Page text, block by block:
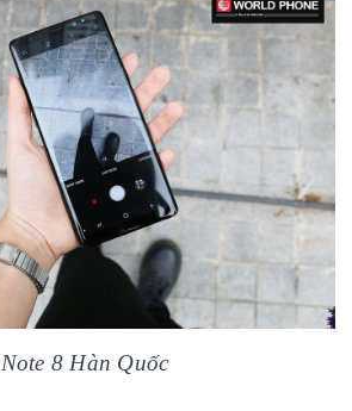
Note 8 Hàn Quốc